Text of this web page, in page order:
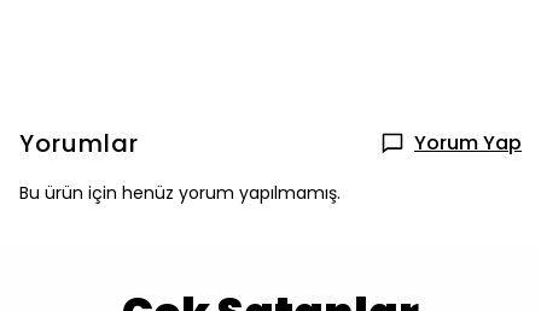
Yorumlar Yorum Yap
Bu ürün için henüz yorum yapılmamış.